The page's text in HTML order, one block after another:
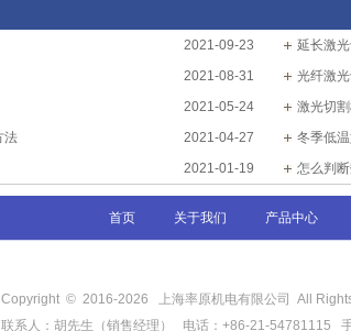
2021-09-23
延长激
2021-08-31
光纤激
2021-05-24
激光切
2021-04-27
法
冬季低
2021-01-19
怎么判
首页 关于我们 产品中心
Copyright © 2016-2026
上海率原机电有限公司 All
联系人：胡先生（销售经理） 电话：+86-21-54781115